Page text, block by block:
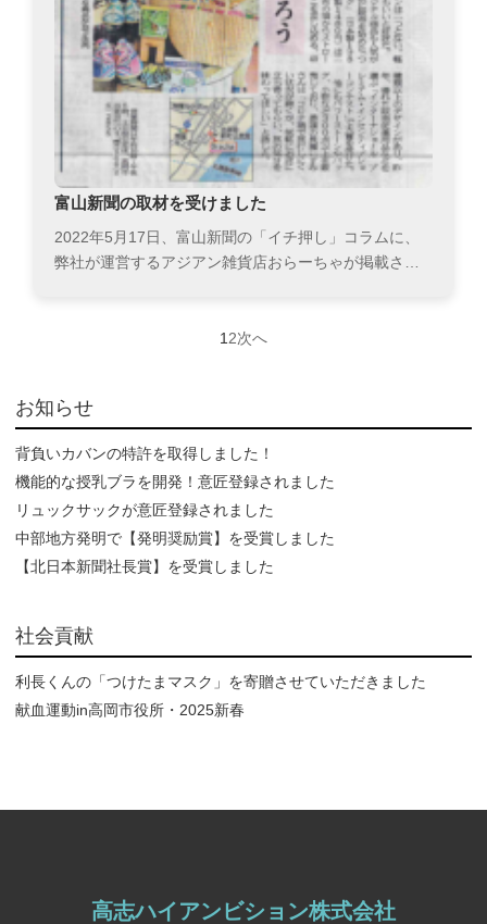
富山新聞の取材を受けました
2022年5月17日、富山新聞の「イチ押し」コラムに、
弊社が運営するアジアン雑貨店おらーちゃが掲載さ…
の
ペ
ー
ジ
送
1 2次へ
お知らせ
背負いカバンの特許を取得しました！
機能的な授乳ブラを開発！意匠登録されました
リュックサックが意匠登録されました
中部地方発明で【発明奨励賞】を受賞しました
【北日本新聞社長賞】を受賞しました
社会貢献
利長くんの「つけたまマスク」を寄贈させていただきました
献血運動in高岡市役所・2025新春
高志ハイアンビション株式会社